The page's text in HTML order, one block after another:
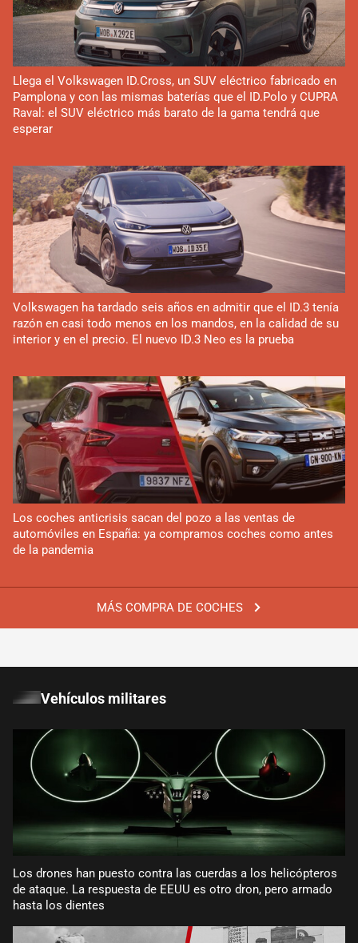
MÁS COMPRA DE COCHES
Llega el Volkswagen ID.Cross, un SUV eléctrico fabricado en
Pamplona y con las mismas baterías que el ID.Polo y CUPRA
Raval: el SUV eléctrico más barato de la gama tendrá que
esperar
Volkswagen ha tardado seis años en admitir que el ID.3 tenía
razón en casi todo menos en los mandos, en la calidad de su
interior y en el precio. El nuevo ID.3 Neo es la prueba
Los coches anticrisis sacan del pozo a las ventas de
automóviles en España: ya compramos coches como antes
de la pandemia
Vehículos militares
Los drones han puesto contra las cuerdas a los helicópteros
de ataque. La respuesta de EEUU es otro dron, pero armado
hasta los dientes